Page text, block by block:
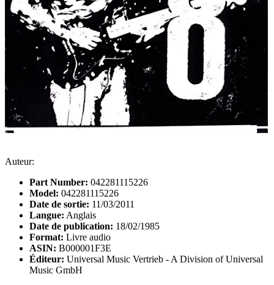
Auteur:
Part Number: 042281115226
Model: 042281115226
Date de sortie: 11/03/2011
Langue: Anglais
Date de publication: 18/02/1985
Format: Livre audio
ASIN: B000001F3E
Éditeur: Universal Music Vertrieb - A Division of Universal
Music GmbH